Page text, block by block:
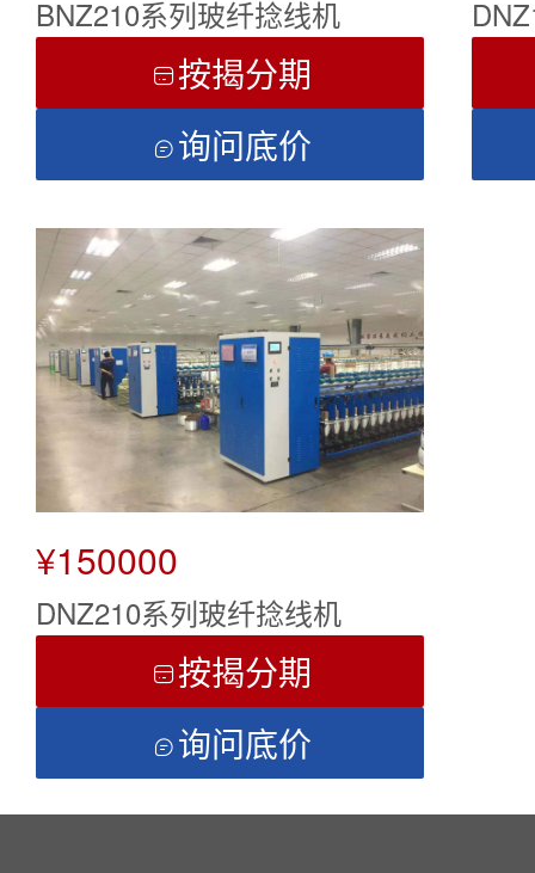
BNZ210系列玻纤捻线机
按揭分期
 询问底价
¥150000
DNZ210系列玻纤捻线机
按揭分期
 询问底价